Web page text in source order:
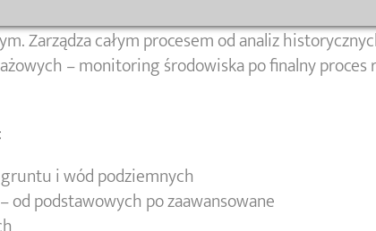
dla firm, instytucji i samorządów, który
Zarządza całym procesem od analiz
– monitoring środowiska po finalny
i wód podziemnych
podstawowych po zaawansowane